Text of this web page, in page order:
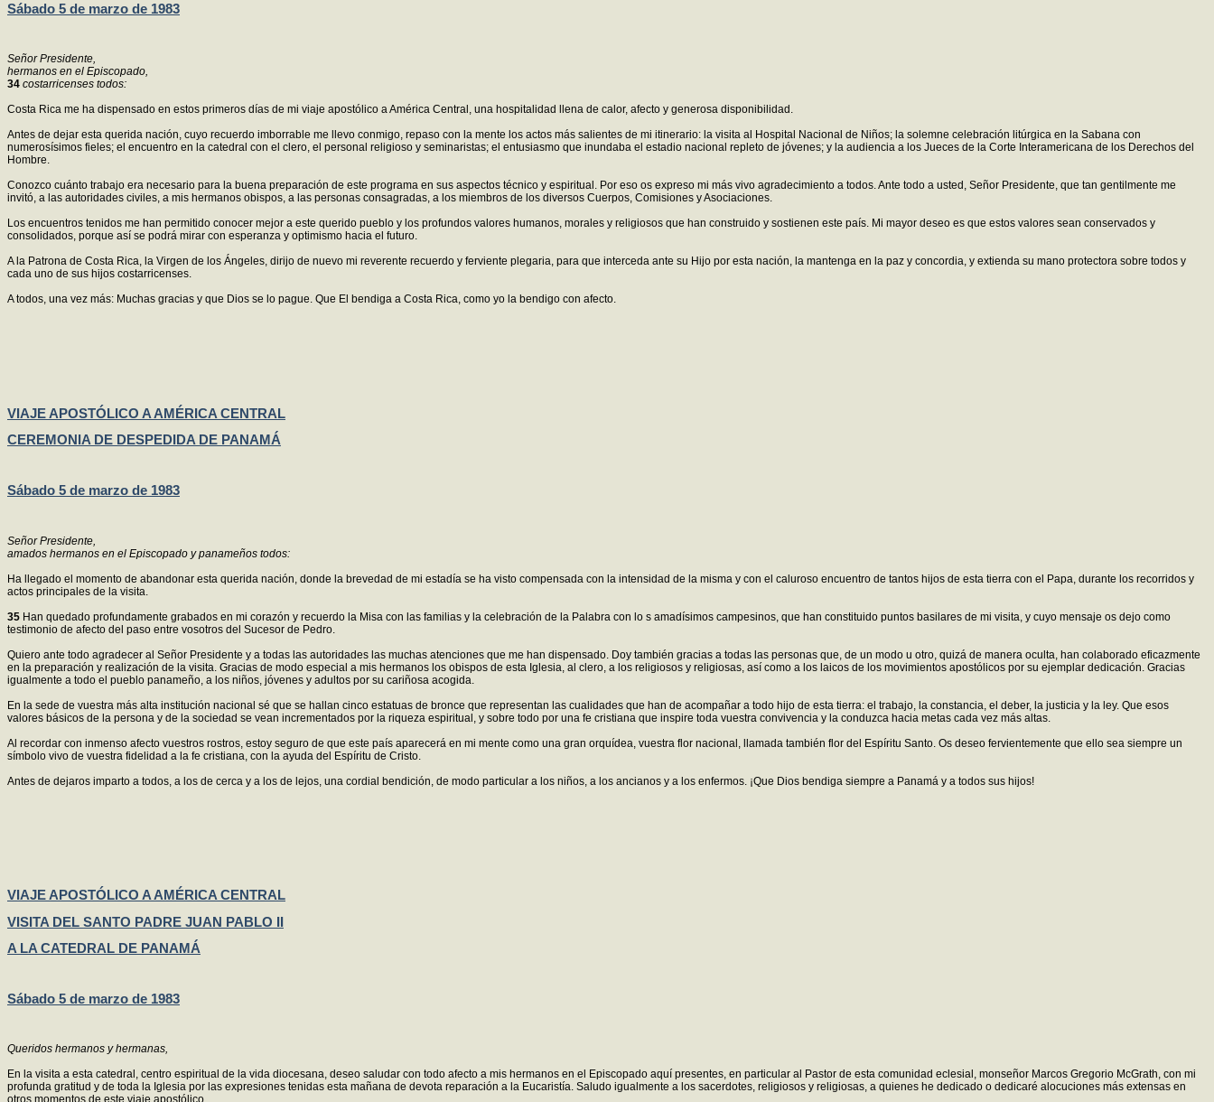
Sábado 5 de marzo de 1983
Señor Presidente,
hermanos en el Episcopado,
34 costarricenses todos:
Costa Rica me ha dispensado en estos primeros días de mi viaje apostólico a América Central, una hospitalidad llena de calor, afecto y generosa disponibilidad.
Antes de dejar esta querida nación, cuyo recuerdo imborrable me llevo conmigo, repaso con la mente los actos más salientes de mi itinerario: la visita al Hospital Nacional de Niños; la solemne celebración litúrgica en la Sabana con
numerosísimos fieles; el encuentro en la catedral con el clero, el personal religioso y seminaristas; el entusiasmo que inundaba el estadio nacional repleto de jóvenes; y la audiencia a los Jueces de la Corte Interamericana de los Derechos del
Hombre.
Conozco cuánto trabajo era necesario para la buena preparación de este programa en sus aspectos técnico y espiritual. Por eso os expreso mi más vivo agradecimiento a todos. Ante todo a usted, Señor Presidente, que tan gentilmente me
invitó, a las autoridades civiles, a mis hermanos obispos, a las personas consagradas, a los miembros de los diversos Cuerpos, Comisiones y Asociaciones.
Los encuentros tenidos me han permitido conocer mejor a este querido pueblo y los profundos valores humanos, morales y religiosos que han construido y sostienen este país. Mi mayor deseo es que estos valores sean conservados y
consolidados, porque así se podrá mirar con esperanza y optimismo hacia el futuro.
A la Patrona de Costa Rica, la Virgen de los Ángeles, dirijo de nuevo mi reverente recuerdo y ferviente plegaria, para que interceda ante su Hijo por esta nación, la mantenga en la paz y concordia, y extienda su mano protectora sobre todos y
cada uno de sus hijos costarricenses.
A todos, una vez más: Muchas gracias y que Dios se lo pague. Que El bendiga a Costa Rica, como yo la bendigo con afecto.
VIAJE APOSTÓLICO A AMÉRICA CENTRAL
CEREMONIA DE DESPEDIDA DE PANAMÁ
Sábado 5 de marzo de 1983
Señor Presidente,
amados hermanos en el Episcopado y panameños todos:
Ha llegado el momento de abandonar esta querida nación, donde la brevedad de mi estadía se ha visto compensada con la intensidad de la misma y con el caluroso encuentro de tantos hijos de esta tierra con el Papa, durante los recorridos y
actos principales de la visita.
35 Han quedado profundamente grabados en mi corazón y recuerdo la Misa con las familias y la celebración de la Palabra con lo s amadísimos campesinos, que han constituido puntos basilares de mi visita, y cuyo mensaje os dejo como
testimonio de afecto del paso entre vosotros del Sucesor de Pedro.
Quiero ante todo agradecer al Señor Presidente y a todas las autoridades las muchas atenciones que me han dispensado. Doy también gracias a todas las personas que, de un modo u otro, quizá de manera oculta, han colaborado eficazmente
en la preparación y realización de la visita. Gracias de modo especial a mis hermanos los obispos de esta Iglesia, al clero, a los religiosos y religiosas, así como a los laicos de los movimientos apostólicos por su ejemplar dedicación. Gracias
igualmente a todo el pueblo panameño, a los niños, jóvenes y adultos por su cariñosa acogida.
En la sede de vuestra más alta institución nacional sé que se hallan cinco estatuas de bronce que representan las cualidades que han de acompañar a todo hijo de esta tierra: el trabajo, la constancia, el deber, la justicia y la ley. Que esos
valores básicos de la persona y de la sociedad se vean incrementados por la riqueza espiritual, y sobre todo por una fe cristiana que inspire toda vuestra convivencia y la conduzca hacia metas cada vez más altas.
Al recordar con inmenso afecto vuestros rostros, estoy seguro de que este país aparecerá en mi mente como una gran orquídea, vuestra flor nacional, llamada también flor del Espíritu Santo. Os deseo fervientemente que ello sea siempre un
símbolo vivo de vuestra fidelidad a la fe cristiana, con la ayuda del Espíritu de Cristo.
Antes de dejaros imparto a todos, a los de cerca y a los de lejos, una cordial bendición, de modo particular a los niños, a los ancianos y a los enfermos. ¡Que Dios bendiga siempre a Panamá y a todos sus hijos!
VIAJE APOSTÓLICO A AMÉRICA CENTRAL
VISITA DEL SANTO PADRE JUAN PABLO II
A LA CATEDRAL DE PANAMÁ
Sábado 5 de marzo de 1983
Queridos hermanos y hermanas,
En la visita a esta catedral, centro espiritual de la vida diocesana, deseo saludar con todo afecto a mis hermanos en el Episcopado aquí presentes, en particular al Pastor de esta comunidad eclesial, monseñor Marcos Gregorio McGrath, con mi
profunda gratitud y de toda la Iglesia por las expresiones tenidas esta mañana de devota reparación a la Eucaristía. Saludo igualmente a los sacerdotes, religiosos y religiosas, a quienes he dedicado o dedicaré alocuciones más extensas en